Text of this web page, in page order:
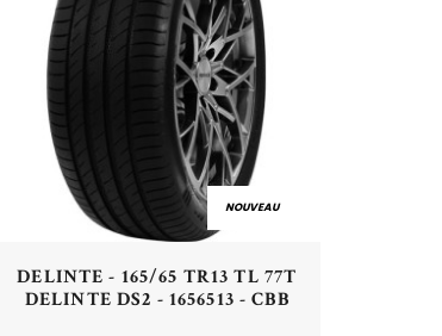
NOUVEAU
DELINTE - 165/65 TR13 TL 77T
DELINTE DS2 - 1656513 - CBB